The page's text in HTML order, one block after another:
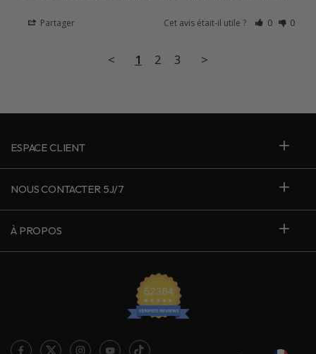
Partager Cet avis était-il utile ? 0 0
< 1 2 3 >
ESPACE CLIENT
NOUS CONTACTER 5J/7
À PROPOS